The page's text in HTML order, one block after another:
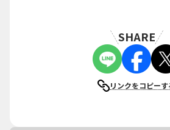
SHARE
リンクをコピーす